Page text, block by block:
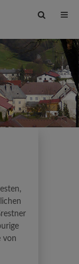
Site
toggle
von